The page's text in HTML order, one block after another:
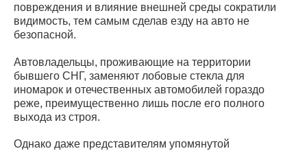
повреждения и влияние внешней среды сократили
видимость, тем самым сделав езду на авто не
безопасной.
Автовладельцы, проживающие на территории
бывшего СНГ, заменяют лобовые стекла для
иномарок и отечественных автомобилей гораздо
реже, преимущественно лишь после его полного
выхода из строя.
Однако даже представителям упомянутой